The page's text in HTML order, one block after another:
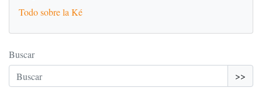
Todo sobre la Ké
Buscar
>>